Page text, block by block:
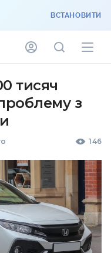
ВСТАНОВИТИ
тисяч
з
146